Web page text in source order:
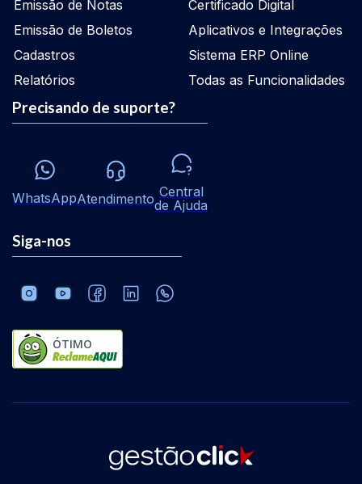
Emissão de Notas
Emissão de Boletos
Cadastros
Relatórios
Certificado Digital
Aplicativos e Integrações
Sistema ERP Online
Todas as Funcionalidades
Precisando de suporte?
WhatsAppAtendimento Central
de Ajuda
Siga-nos
ÓTIMO